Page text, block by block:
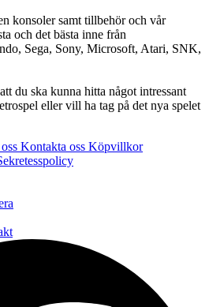
konsoler samt tillbehör och vår
och det bästa inne från
Sega, Sony, Microsoft, Atari, SNK,
du ska kunna hitta något intressant
eller vill ha tag på det nya spelet
Kontakta oss Köpvillkor